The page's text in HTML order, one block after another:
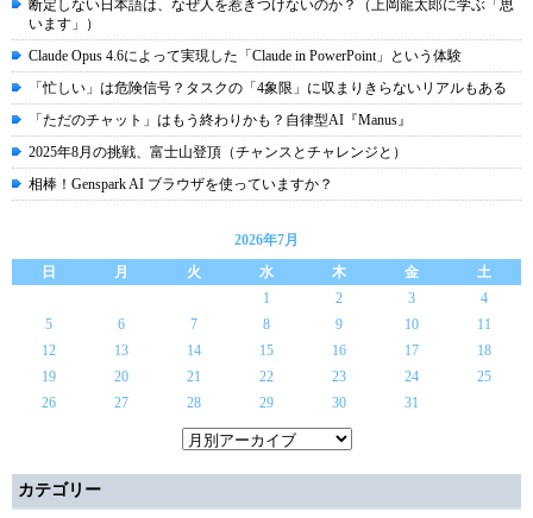
断定しない日本語は、なぜ人を惹きつけないのか？（上岡龍太郎に学ぶ「思
います」）
Claude Opus 4.6によって実現した「Claude in PowerPoint」という体験
「忙しい」は危険信号？タスクの「4象限」に収まりきらないリアルもある
「ただのチャット」はもう終わりかも？自律型AI『Manus』
2025年8月の挑戦、富士山登頂（チャンスとチャレンジと）
相棒！Genspark AI ブラウザを使っていますか？
2026年7月
日
月 火 水 木 金
土
1
2 3
4
5
6 7 8 9 10
11
12
13 14 15 16 17
18
19
20 21 22 23 24
25
26
27 28 29 30 31
カテゴリー